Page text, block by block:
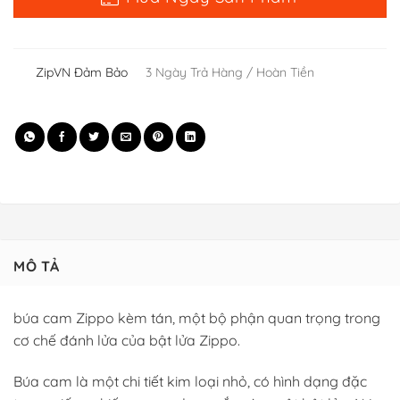
ZipVN Đảm Bảo 3 Ngày Trả Hàng / Hoàn Tiền
MÔ TẢ
búa cam Zippo kèm tán, một bộ phận quan trọng trong
cơ chế đánh lửa của bật lửa Zippo.
Búa cam là một chi tiết kim loại nhỏ, có hình dạng đặc